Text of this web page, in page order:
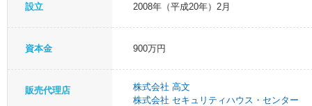
設立 2008年（平成20年）2月
資本金 900万円
販売代理店
株式会社 高文
株式会社 セキュリティハウス・センター